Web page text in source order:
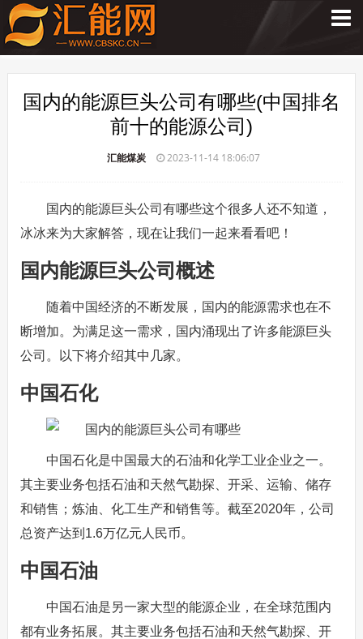
国内的能源巨头公司有哪些(中国排名
前十的能源公司)
汇能煤炭 2023-11-14 18:06:07
国内的能源巨头公司有哪些这个很多人还不知道，
冰冰来为大家解答，现在让我们一起来看看吧！
国内能源巨头公司概述
随着中国经济的不断发展，国内的能源需求也在不
断增加。为满足这一需求，国内涌现出了许多能源巨头
公司。以下将介绍其中几家。
中国石化
中国石化是中国最大的石油和化学工业企业之一。
其主要业务包括石油和天然气勘探、开采、运输、储存
和销售；炼油、化工生产和销售等。截至2020年，公司
总资产达到1.6万亿元人民币。
中国石油
中国石油是另一家大型的能源企业，在全球范围内
都有业务拓展。其主要业务包括石油和天然气勘探、开